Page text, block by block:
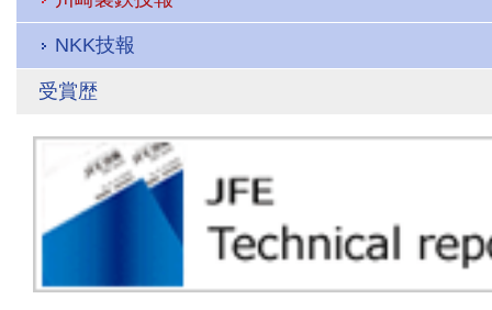
NKK技報
受賞歴